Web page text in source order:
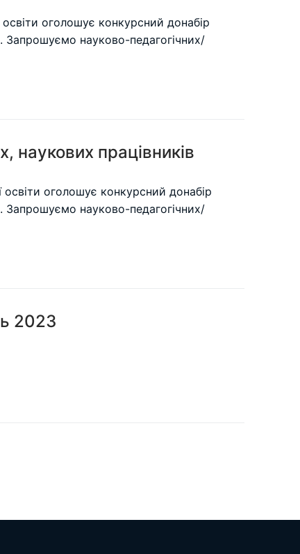
оголошує конкурсний донабір
Запрошуємо науково-педагогічних/
наукових працівників
освіти оголошує конкурсний донабір
Запрошуємо науково-педагогічних/
2023